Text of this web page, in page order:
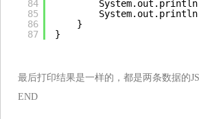
84
85
86
87
}
}
最后打印结果是一样的，都是两条数据的
END